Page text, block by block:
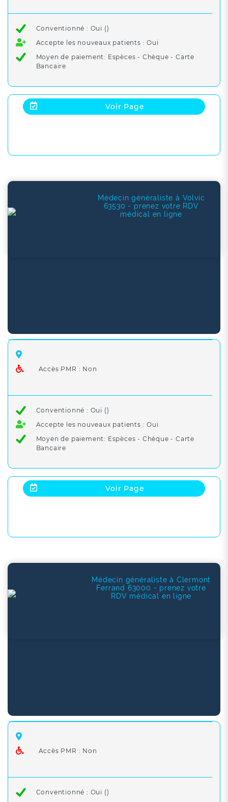
Conventionné : Oui ()
Accepte les nouveaux patients : Oui
Moyen de paiement: Espèces - Chèque - Carte
Bancaire
Voir Page
Médecin généraliste à Volvic
63530 - prenez votre RDV
médical en ligne
Accès PMR : Non
Conventionné : Oui ()
Accepte les nouveaux patients : Oui
Moyen de paiement: Espèces - Chèque - Carte
Bancaire
Voir Page
Médecin généraliste à Clermont
Ferrand 63000 - prenez votre
RDV médical en ligne
Accès PMR : Non
Conventionné : Oui ()